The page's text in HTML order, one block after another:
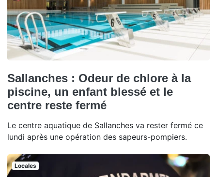
Sallanches : Odeur de chlore à la
piscine, un enfant blessé et le
centre reste fermé
Le centre aquatique de Sallanches va rester fermé ce
lundi après une opération des sapeurs-pompiers.
Locales